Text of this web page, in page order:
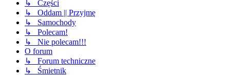
↳ Części
↳ Oddam || Przyjmę
↳ Samochody
↳ Polecam!
↳ Nie polecam!!!
O forum
↳ Forum techniczne
↳ Śmietnik